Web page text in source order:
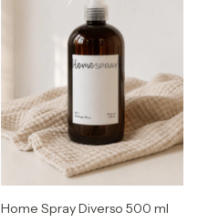
Home Spray Diverso 500 ml